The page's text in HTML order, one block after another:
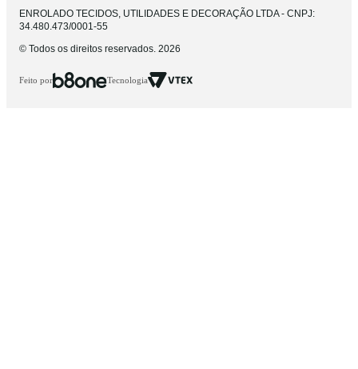
ENROLADO TECIDOS, UTILIDADES E DECORAÇÃO LTDA - CNPJ:
34.480.473/0001-55
© Todos os direitos reservados. 2026
Feito por Tecnologia